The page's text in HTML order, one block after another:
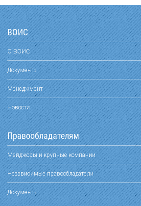
ВОИС
О ВОИС
Документы
Менеджмент
Новости
Правообладателям
Мейджоры и крупные компании
Независимые правообладатели
Документы